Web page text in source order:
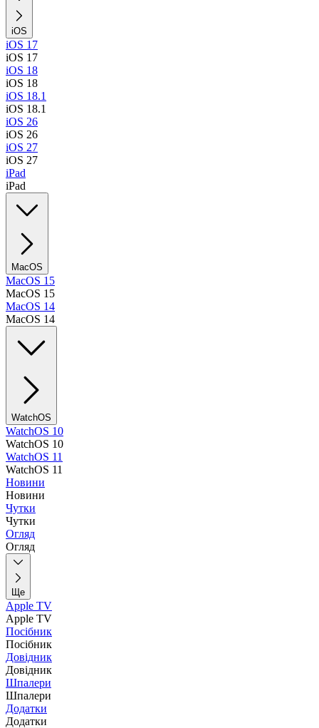
iOS
iOS 17
iOS 17
iOS 18
iOS 18
iOS 18.1
iOS 18.1
iOS 26
iOS 26
iOS 27
iOS 27
iPad
iPad
MacOS
MacOS 15
MacOS 15
MacOS 14
MacOS 14
WatchOS
WatchOS 10
WatchOS 10
WatchOS 11
WatchOS 11
Новини
Новини
Чутки
Чутки
Огляд
Огляд
Ще
Apple TV
Apple TV
Посібник
Посібник
Довідник
Довідник
Шпалери
Шпалери
Додатки
Додатки